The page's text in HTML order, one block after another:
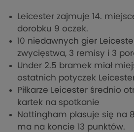
Leicester zajmuje 14.
dorobku 9 oczek.
10 niedawnych gier
zwycięstwa, 3 remisy i 3
Under 2.5 bramek miał
ostatnich potyczek
Piłkarze Leicester średnio
kartek na spotkanie
Nottingham plasuje się na
ma na koncie 13 punktów.